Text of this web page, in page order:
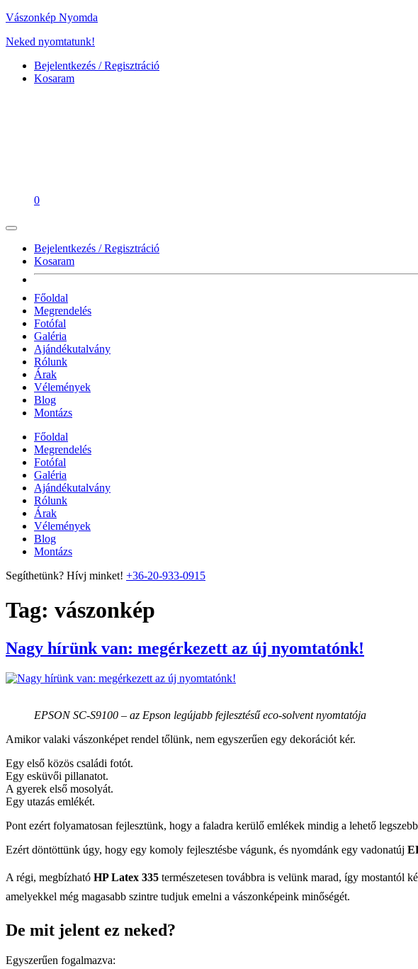
Vászonkép Nyomda
Neked nyomtatunk!
Bejelentkezés / Regisztráció
Kosaram
0
Bejelentkezés / Regisztráció
Kosaram
Főoldal
Megrendelés
Fotófal
Galéria
Ajándékutalvány
Rólunk
Árak
Vélemények
Blog
Montázs
Főoldal
Megrendelés
Fotófal
Galéria
Ajándékutalvány
Rólunk
Árak
Vélemények
Blog
Montázs
Segíthetünk? Hívj minket! +36-20-933-0915
Tag: vászonkép
Nagy hírünk van: megérkezett az új nyomtatónk!
EPSON SC-S9100 – az Epson legújabb fejlesztésű eco-solvent nyomtatója
Amikor valaki vászonképet rendel tőlünk, nem egyszerűen egy dekorációt kér.
Egy első közös családi fotót.
Egy esküvői pillanatot.
A gyerek első mosolyát.
Egy utazás emlékét.
Pont ezért folyamatosan fejlesztünk, hogy a faladra kerülő emlékek mindig a lehető
Ezért döntöttünk úgy, hogy egy komoly fejlesztésbe vágunk, és nyomdánk egy vadonatúj
A régi, megbízható HP Latex 335 természetesen továbbra is velünk marad, így mostantól
amelyekkel még magasabb szintre tudjuk emelni a vászonképeink minőségét.
De mit jelent ez neked?
Egyszerűen fogalmazva: